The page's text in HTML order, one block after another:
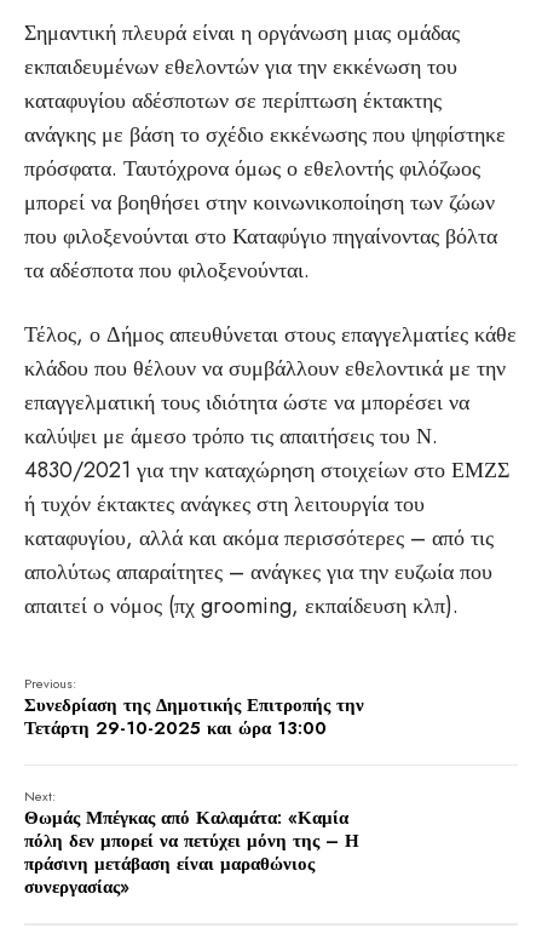
Σημαντική πλευρά είναι η οργάνωση μιας ομάδας
εκπαιδευμένων εθελοντών για την εκκένωση του
καταφυγίου αδέσποτων σε περίπτωση έκτακτης
ανάγκης με βάση το σχέδιο εκκένωσης που ψηφίστηκε
πρόσφατα. Ταυτόχρονα όμως ο εθελοντής φιλόζωος
μπορεί να βοηθήσει στην κοινωνικοποίηση των ζώων
που φιλοξενούνται στο Καταφύγιο πηγαίνοντας βόλτα
τα αδέσποτα που φιλοξενούνται.
Τέλος, ο Δήμος απευθύνεται στους επαγγελματίες κάθε
κλάδου που θέλουν να συμβάλλουν εθελοντικά με την
επαγγελματική τους ιδιότητα ώστε να μπορέσει να
καλύψει με άμεσο τρόπο τις απαιτήσεις του Ν.
4830/2021 για την καταχώρηση στοιχείων στο ΕΜΖΣ
ή τυχόν έκτακτες ανάγκες στη λειτουργία του
καταφυγίου, αλλά και ακόμα περισσότερες – από τις
απολύτως απαραίτητες – ανάγκες για την ευζωία που
απαιτεί ο νόμος (πχ grooming, εκπαίδευση κλπ).
Previous:
Συνεδρίαση της Δημοτικής Επιτροπής την
Τετάρτη 29-10-2025 και ώρα 13:00
Next:
Θωμάς Μπέγκας από Καλαμάτα: «Καμία
πόλη δεν μπορεί να πετύχει μόνη της – Η
πράσινη μετάβαση είναι μαραθώνιος
συνεργασίας»